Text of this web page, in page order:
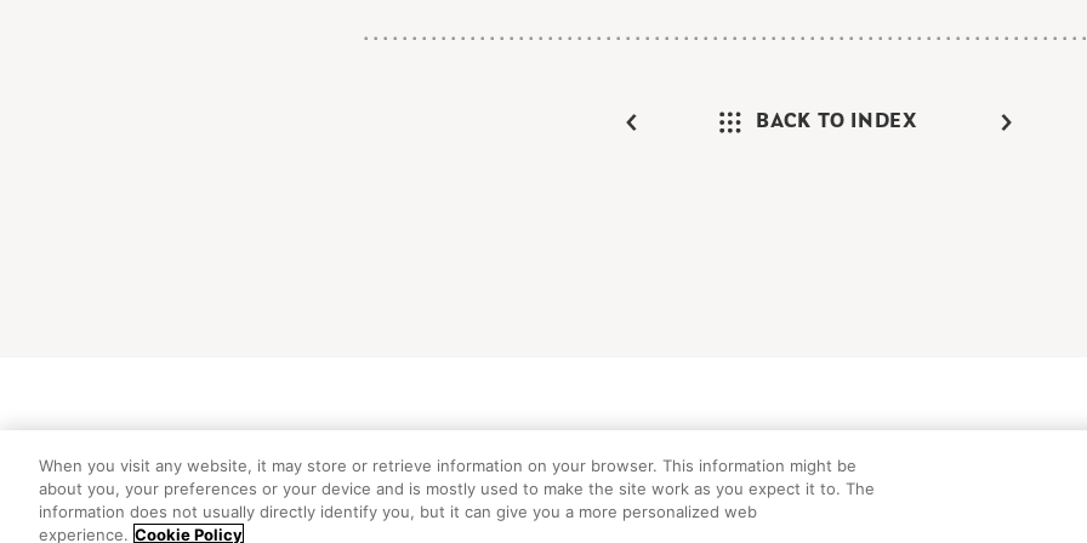
BACK TO INDEX
©Peanuts Worldwide LLC
When you visit any website, it may store or retrieve information on your browser. This information might be
about you, your preferences or your device and is mostly used to make the site work as you expect it to. The
information does not usually directly identify you, but it can give you a more personalized web
experience. Cookie Policy